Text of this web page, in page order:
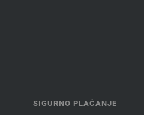
SIGURNO PLAĆANJE